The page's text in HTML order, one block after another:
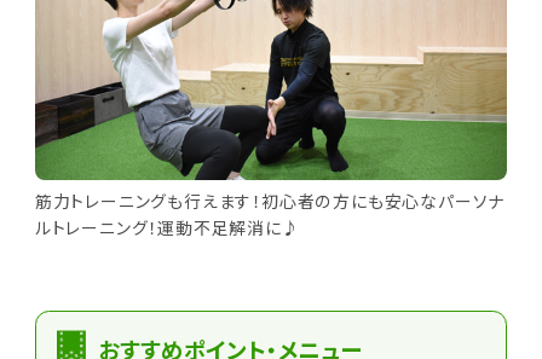
筋力トレーニングも行えます！初心者の方にも安心なパーソナ
ルトレーニング！運動不足解消に♪
おすすめポイント・メニュー